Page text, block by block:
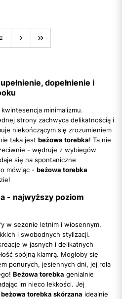
2
dopełnienie i
minimalizmu.
strony zachwyca delikatnością i
niekończącym się zrozumieniem
taka jest beżowa torebka! Ta nie
- wędruje z wybiegów
się na spontaniczne
mówiąc - beżowa torebka
- najwyższy poziom
w sezonie letnim i wiosennym,
i swobodnych stylizacji.
w jasnych i delikatnych
spójną klamrą. Mogłoby się
ponurych, jesiennych dni, jej rola
Beżowa torebka genialnie
im nieco lekkości. Jej
beżowa torebka skórzana idealnie